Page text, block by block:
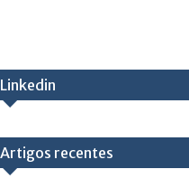
Linkedin
Artigos recentes